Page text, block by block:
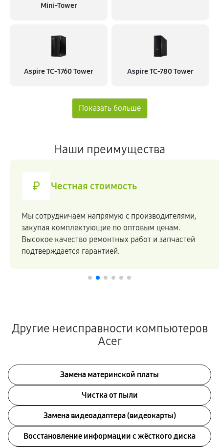
Mini‑Tower
Aspire TC‑1760 Tower Aspire TC‑780 Tower
Наши преимущества
Честная стоимость
Мы сотрудничаем напрямую c производителями,
закупая комплектующие по оптовым ценам.
Высокое качество ремонтных работ и запчастей
подтверждается гарантией.
Другие неисправности компьютеров
Acer
Замена материнской платы
Чистка от пыли
Замена видеоадаптера (видеокарты)
Восстановление информации с жёсткого диска